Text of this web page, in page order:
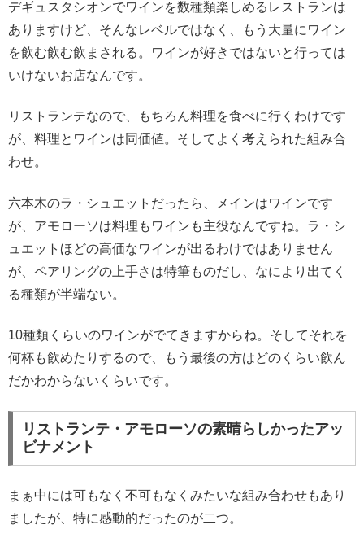
デギュスタシオンでワインを数種類楽しめるレストランは
ありますけど、そんなレベルではなく、もう大量にワイン
を飲む飲む飲まされる。ワインが好きではないと行っては
いけないお店なんです。
リストランテなので、もちろん料理を食べに行くわけです
が、料理とワインは同価値。そしてよく考えられた組み合
わせ。
六本木のラ・シュエットだったら、メインはワインです
が、アモローソは料理もワインも主役なんですね。ラ・シ
ュエットほどの高価なワインが出るわけではありません
が、ペアリングの上手さは特筆ものだし、なにより出てく
る種類が半端ない。
10種類くらいのワインがでてきますからね。そしてそれを
何杯も飲めたりするので、もう最後の方はどのくらい飲ん
だかわからないくらいです。
リストランテ・アモローソの素晴らしかったアッ
ビナメント
まぁ中には可もなく不可もなくみたいな組み合わせもあり
ましたが、特に感動的だったのが二つ。